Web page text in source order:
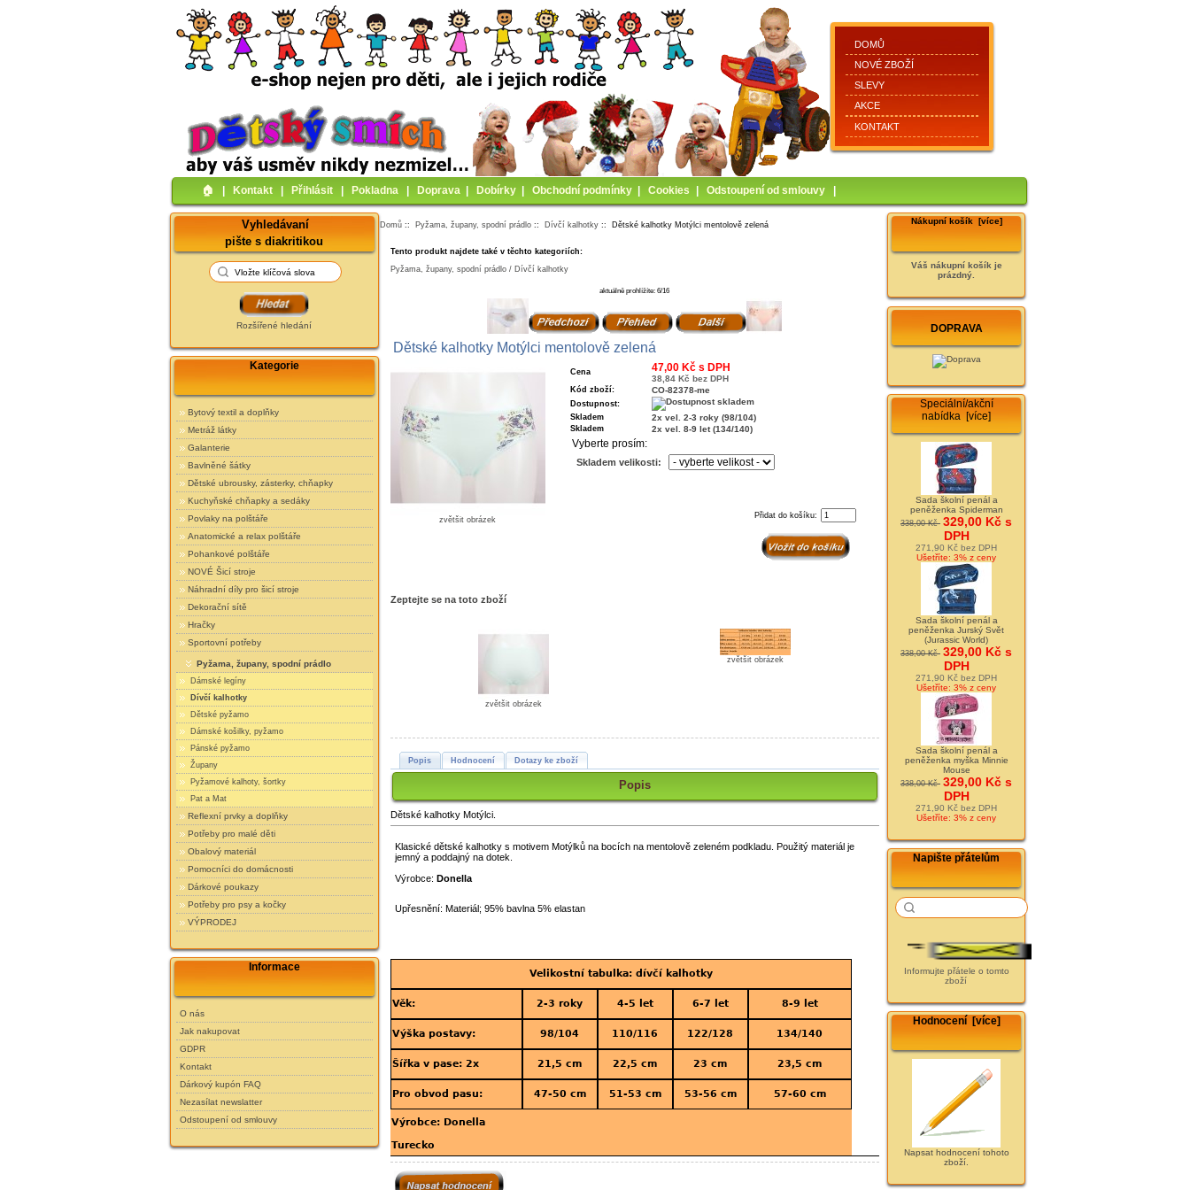
DOMŮ
NOVÉ ZBOŽÍ
SLEVY
AKCE
KONTAKT
🏠︎ Kontakt Přihlásit Pokladna Doprava Dobírky Obchodní podmínky Cookies Odstoupení od smlouvy
Vyhledávaní
pište s diakritikou
Rozšířené hledání
Kategorie
Bytový textil a doplňky
Metráž látky
Galanterie
Bavlněné šátky
Dětské ubrousky, zásterky, chňapky
Kuchyňské chňapky a sedáky
Povlaky na polštáře
Anatomické a relax polštáře
Pohankové polštáře
NOVÉ Šicí stroje
Náhradní díly pro šicí stroje
Dekorační sítě
Hračky
Sportovní potřeby
Pyžama, župany, spodní prádlo
Dámské legíny
Dívčí kalhotky
Dětské pyžamo
Dámské košilky, pyžamo
Pánské pyžamo
Župany
Pyžamové kalhoty, šortky
Pat a Mat
Reflexní prvky a doplňky
Potřeby pro malé děti
Obalový materiál
Pomocníci do domácnosti
Dárkové poukazy
Potřeby pro psy a kočky
VÝPRODEJ
Informace
O nás
Jak nakupovat
GDPR
Kontakt
Dárkový kupón FAQ
Nezasílat newslatter
Odstoupení od smlouvy
Domů :: Pyžama, župany, spodní prádlo :: Dívčí kalhotky :: Dětské kalhotky Motýlci mentolově zelená
Tento produkt najdete také v těchto kategoriích:
Pyžama, župany, spodní prádlo / Dívčí kalhotky
aktuálně prohlížíte: 6/16
Dětské kalhotky Motýlci mentolově zelená
zvětšit obrázek
Cena 47,00 Kč s DPH
38,84 Kč bez DPH
Kód zboží: CO-82378-me
Dostupnost:
Skladem
2x vel. 2-3 roky (98/104)
Skladem 2x vel. 8-9 let (134/140)
Vyberte prosím:
Skladem velikosti:
Přidat do košíku:
Zeptejte se na toto zboží
zvětšit obrázek
zvětšit obrázek
Popis Hodnocení Dotazy ke zboží
Popis
Dětské kalhotky Motýlci.
Klasické dětské kalhotky s motivem Motýlků na bocích na mentolově zeleném podkladu. Použitý materiál je
jemný a poddajný na dotek.
Výrobce:Donella
Upřesnění: Materiál; 95% bavlna 5% elastan
Velikostní tabulka: dívčí kalhotky
Věk: 2-3 roky 4-5 let 6-7 let 8-9 let
Výška postavy: 98/104 110/116 122/128 134/140
Šířka v pase: 2x 21,5 cm 22,5 cm 23 cm 23,5 cm
Pro obvod pasu: 47-50 cm 51-53 cm 53-56 cm 57-60 cm
Výrobce: Donella
Turecko
Nákupní košík [více]
Váš nákupní košík je
prázdný.
DOPRAVA
Speciální/akční
nabídka [více]
Sada školní penál a
peněženka Spiderman
338,00 Kč 329,00 Kč s
DPH
271,90 Kč bez DPH
Ušetříte: 3% z ceny
Sada školní penál a
peněženka Jurský Svět
(Jurassic World)
338,00 Kč 329,00 Kč s
DPH
271,90 Kč bez DPH
Ušetříte: 3% z ceny
Sada školní penál a
peněženka myška Minnie
Mouse
338,00 Kč 329,00 Kč s
DPH
271,90 Kč bez DPH
Ušetříte: 3% z ceny
Napište přátelům
Informujte přátele o tomto
zboží
Hodnocení [více]
Napsat hodnocení tohoto
zboží.